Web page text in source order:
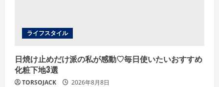
ライフスタイル
日焼け止めだけ派の私が感動♡毎日使いたいおすすめ
化粧下地3選
TORSOJACK 2026年8月8日